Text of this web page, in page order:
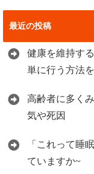
最近の投稿
健康を維持す
単に行う方法を
高齢者に多く
気や死因
「これって睡
ていますか~